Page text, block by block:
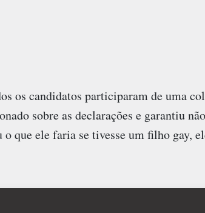
os candidatos participaram de uma
sobre as declarações e garantiu
que ele faria se tivesse um filho gay,